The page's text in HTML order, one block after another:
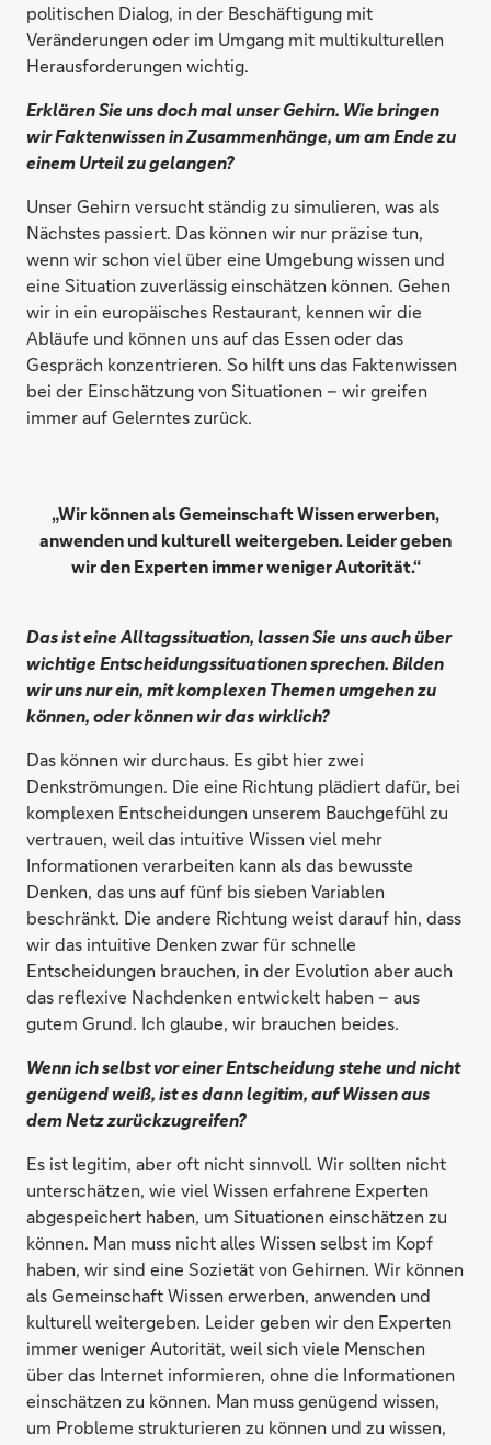
politischen Dialog, in der Beschäftigung mit
Veränderungen oder im Umgang mit multikulturellen
Herausforderungen wichtig.
Erklären Sie uns doch mal unser Gehirn. Wie bringen
wir Faktenwissen in Zusammenhänge, um am Ende zu
einem Urteil zu gelangen?
Unser Gehirn versucht ständig zu simulieren, was als
Nächstes passiert. Das können wir nur präzise tun,
wenn wir schon viel über eine Umgebung wissen und
eine Situation zuverlässig einschätzen können. Gehen
wir in ein europäisches Restaurant, kennen wir die
Abläufe und können uns auf das Essen oder das
Gespräch konzentrieren. So hilft uns das Faktenwissen
bei der Einschätzung von Situationen – wir greifen
immer auf Gelerntes zurück.
„Wir können als Gemeinschaft Wissen erwerben,
anwenden und kulturell weitergeben. Leider geben
wir den Experten immer weniger Autorität.“
Das ist eine Alltagssituation, lassen Sie uns auch über
wichtige Entscheidungssituationen sprechen. Bilden
wir uns nur ein, mit komplexen Themen umgehen zu
können, oder können wir das wirklich?
Das können wir durchaus. Es gibt hier zwei
Denkströmungen. Die eine Richtung plädiert dafür, bei
komplexen Entscheidungen unserem Bauchgefühl zu
vertrauen, weil das intuitive Wissen viel mehr
Informationen verarbeiten kann als das bewusste
Denken, das uns auf fünf bis sieben Variablen
beschränkt. Die andere Richtung weist darauf hin, dass
wir das intuitive Denken zwar für schnelle
Entscheidungen brauchen, in der Evolution aber auch
das reflexive Nachdenken entwickelt haben – aus
gutem Grund. Ich glaube, wir brauchen beides.
Wenn ich selbst vor einer Entscheidung stehe und nicht
genügend weiß, ist es dann legitim, auf Wissen aus
dem Netz zurückzugreifen?
Es ist legitim, aber oft nicht sinnvoll. Wir sollten nicht
unterschätzen, wie viel Wissen erfahrene Experten
abgespeichert haben, um Situationen einschätzen zu
können. Man muss nicht alles Wissen selbst im Kopf
haben, wir sind eine Sozietät von Gehirnen. Wir können
als Gemeinschaft Wissen erwerben, anwenden und
kulturell weitergeben. Leider geben wir den Experten
immer weniger Autorität, weil sich viele Menschen
über das Internet informieren, ohne die Informationen
einschätzen zu können. Man muss genügend wissen,
um Probleme strukturieren zu können und zu wissen,